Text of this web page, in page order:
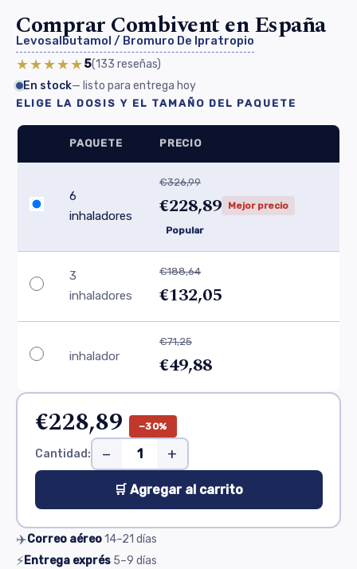
Comprar Combivent en España
Levosalbutamol / Bromuro De Ipratropio
★★★★★5(133 reseñas)
En stock— listo para entrega hoy
ELIGE LA DOSIS Y EL TAMAÑO DEL PAQUETE
PAQUETE PRECIO
6
inhaladores
€326,99
€228,89 Mejor precio
Popular
3
inhaladores
€188,64
€132,05
inhalador
€71,25
€49,88
€228,89 −30%
Cantidad: − +
🛒 Agregar al carrito
✈️Correo aéreo14–21 días
⚡Entrega exprés 5–9 días